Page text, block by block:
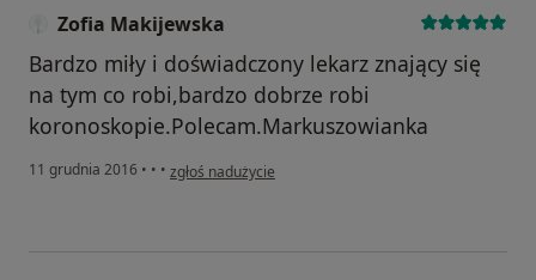
Zofia Makijewska
Bardzo miły i doświadczony lekarz znający się
na tym co robi,bardzo dobrze robi
koronoskopie.Polecam.Markuszowianka
11 grudnia 2016 • • • w opinii użytkownika Zofia Makijewska
zgłoś nadużycie